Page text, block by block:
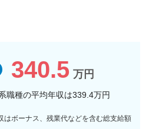
340.5 万円
職種の平均年収は339.4万円